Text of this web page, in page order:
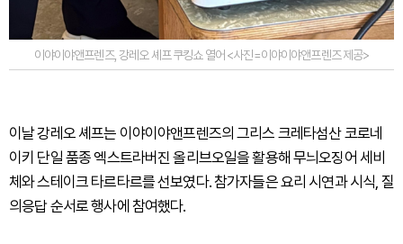
이야이야앤프렌즈, 강레오 셰프 쿠킹쇼 열어 <사진=이야이야앤프렌즈 제공>
이날 강레오 셰프는 이야이야앤프렌즈의 그리스 크레타섬산 코로네
이키 단일 품종 엑스트라버진 올리브오일을 활용해 무늬오징어 세비
체와 스테이크 타르타르를 선보였다. 참가자들은 요리 시연과 시식, 질
의응답 순서로 행사에 참여했다.